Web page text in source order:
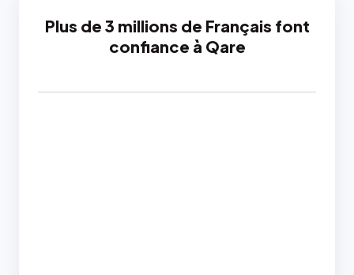
Plus de 3 millions de Français font
confiance à Qare